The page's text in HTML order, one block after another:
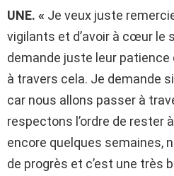
UNE. « Je veux juste
vigilants et d’avoir à cœur le
demande juste leur
à travers cela. Je demande
car nous allons passer à
respectons l’ordre de rester
encore quelques semaines,
de progrès et c’est une très